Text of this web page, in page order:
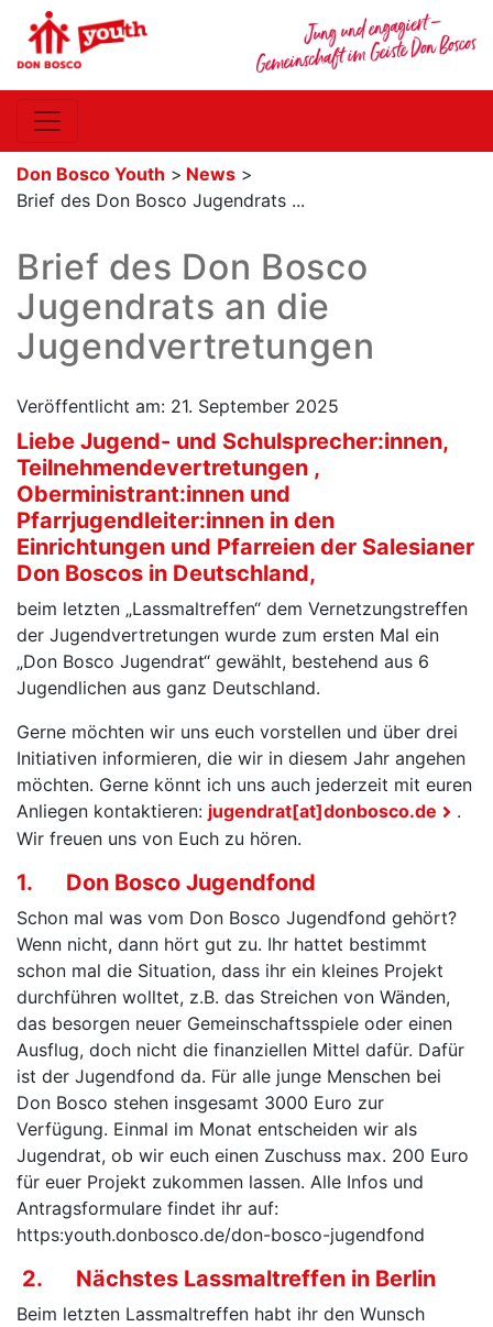
Don Bosco Youth > News >
Brief des Don Bosco Jugendrats ...
Brief des Don Bosco
Jugendrats an die
Jugendvertretungen
Veröffentlicht am: 21. September 2025
Liebe Jugend- und Schulsprecher:innen,
Teilnehmendevertretungen ,
Oberministrant:innen und
Pfarrjugendleiter:innen in den
Einrichtungen und Pfarreien der Salesianer
Don Boscos in Deutschland,
beim letzten „Lassmaltreffen“ dem Vernetzungstreffen
der Jugendvertretungen wurde zum ersten Mal ein
„Don Bosco Jugendrat“ gewählt, bestehend aus 6
Jugendlichen aus ganz Deutschland.
Gerne möchten wir uns euch vorstellen und über drei
Initiativen informieren, die wir in diesem Jahr angehen
möchten. Gerne könnt ich uns auch jederzeit mit euren
Anliegen kontaktieren: jugendrat[at]donbosco.de
.
Wir freuen uns von Euch zu hören.
1. Don Bosco Jugendfond
Schon mal was vom Don Bosco Jugendfond gehört?
Wenn nicht, dann hört gut zu. Ihr hattet bestimmt
schon mal die Situation, dass ihr ein kleines Projekt
durchführen wolltet, z.B. das Streichen von Wänden,
das besorgen neuer Gemeinschaftsspiele oder einen
Ausflug, doch nicht die finanziellen Mittel dafür. Dafür
ist der Jugendfond da. Für alle junge Menschen bei
Don Bosco stehen insgesamt 3000 Euro zur
Verfügung. Einmal im Monat entscheiden wir als
Jugendrat, ob wir euch einen Zuschuss max. 200 Euro
für euer Projekt zukommen lassen. Alle Infos und
Antragsformulare findet ihr auf:
https:youth.donbosco.de/don-bosco-jugendfond
2. Nächstes Lassmaltreffen in Berlin
Beim letzten Lassmaltreffen habt ihr den Wunsch